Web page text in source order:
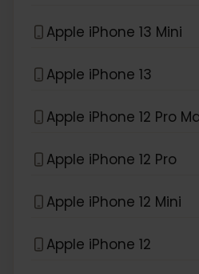
Apple iPhone 13 Mini
Apple iPhone 13
Apple iPhone 12 Pro
Apple iPhone 12 Pro
Apple iPhone 12 Mini
Apple iPhone 12